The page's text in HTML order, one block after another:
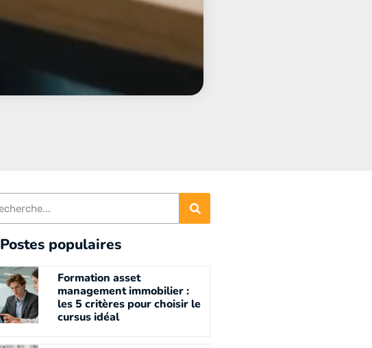
Postes populaires
Formation asset
management immobilier :
les 5 critères pour choisir le
cursus idéal